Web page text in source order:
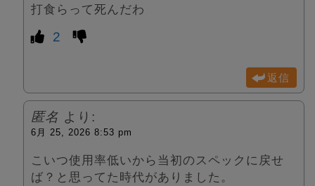
打食らって死んだわ
2
返信
匿名 より:
6月 25, 2026 8:53 pm
こいつ使用率低いから当初のスペックに戻せ
ば？と思ってた時代がありました。